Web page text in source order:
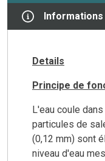
Details
Principe de
L'eau coule
particules de
(0,12 mm) sont
niveau d'eau